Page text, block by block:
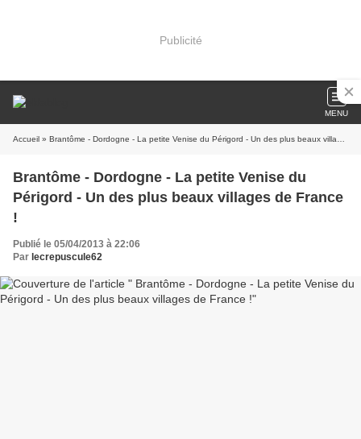
Publicité
MENU
Accueil » Brantôme - Dordogne - La petite Venise du Périgord - Un des plus beaux villages de France !
Brantôme - Dordogne - La petite Venise du
Périgord - Un des plus beaux villages de France
!
Publié le 05/04/2013 à 22:06
Par lecrepuscule62